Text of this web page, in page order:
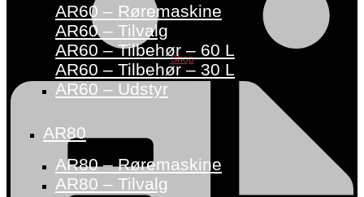
Shop
AR60 – Røremaskine
AR60 – Tilvalg
AR60 – Tilbehør – 60 L
AR60 – Tilbehør – 30 L
AR60 – Udstyr
AR80
AR80 – Røremaskine
AR80 – Tilvalg